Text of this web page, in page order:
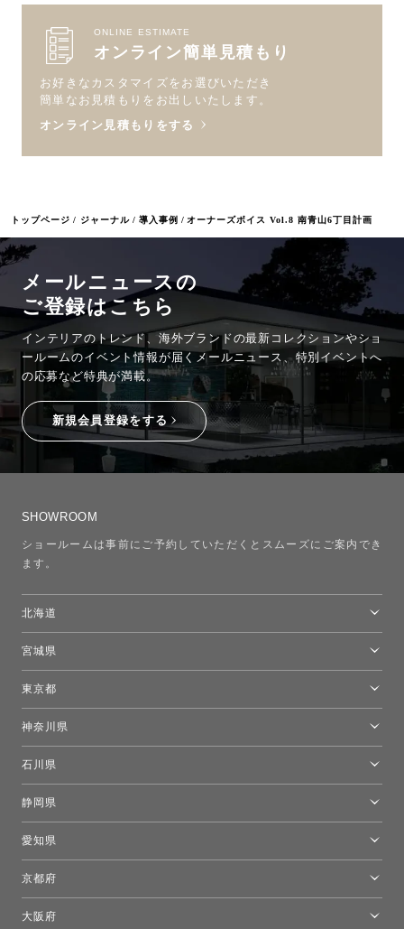
トップページ ジャーナル 導入事例 オーナーズボイス Vol.8 南青山6丁目計画
ONLINE ESTIMATE
オンライン簡単見積もり
お好きなカスタマイズをお選びいただき
簡単なお見積もりをお出しいたします。
オンライン見積もりをする
メールニュースの
ご登録はこちら
インテリアのトレンド、海外ブランドの最新コレクションやショ
ールームのイベント情報が 届くメールニュース、特別イベントへ
の応募など特典が満載。
新規会員登録をする
SHOWROOM
ショールームは事前にご予約していただくとスムーズにご案内でき
ます。
北海道
宮城県
東京都
モーイ東京
キーブー東京
FLOS｜フロスデザインスペース青山
神奈川県
石川県
静岡県
愛知県
京都府
大阪府